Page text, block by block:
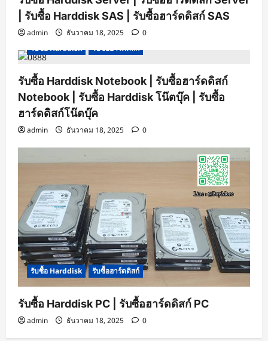
| รับซื้อ Harddisk SAS | รับซื้อฮาร์ดดิสก์ SAS
admin ธันวาคม 18, 2025
0
รับซื้อ Harddisk
รับซื้อฮาร์ดดิสก์
รับซื้อ Harddisk Notebook | รับซื้อฮาร์ดดิสก์
Notebook | รับซื้อ Harddisk โน๊ตบุ๊ค | รับซื้อ
ฮาร์ดดิสก์โน๊ตบุ๊ค
admin ธันวาคม 18, 2025 0
รับซื้อ Harddisk รับซื้อฮาร์ดดิสก์
รับซื้อ Harddisk PC | รับซื้อฮาร์ดดิสก์ PC
admin ธันวาคม 18, 2025 0